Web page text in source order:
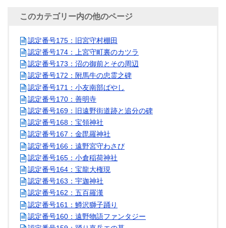
このカテゴリー内の他のページ
認定番号175：旧宮守村棚田
認定番号174：上宮守町裏のカツラ
認定番号173：沼の御前とその周辺
認定番号172：附馬牛の忠霊之碑
認定番号171：小友南部ばやし
認定番号170：善明寺
認定番号169：旧遠野街道跡と追分の碑
認定番号168：宝領神社
認定番号167：金毘羅神社
認定番号166：遠野宮守わさび
認定番号165：小倉稲荷神社
認定番号164：宝龍大権現
認定番号163：宇迦神社
認定番号162：五百羅漢
認定番号161：鱒沢獅子踊り
認定番号160：遠野物語ファンタジー